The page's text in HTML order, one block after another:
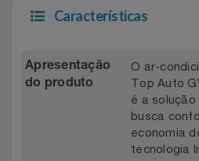
Perfumaria
Portal Das Malas
Porto Brasil
Safe – Escola De Aviação
Características
Apresentação
do produto
O ar-
Top Auto
é a
busca
economia
tecnologia